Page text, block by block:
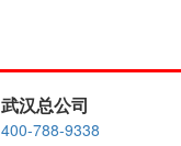
武汉总公司
400-788-9338